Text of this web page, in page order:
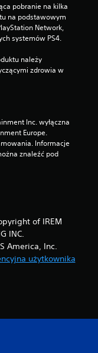
pobranie na kilka
na podstawowym
Network,
systemów PS4.
należy
zdrowia w
Inc. wyłączna
Europe.
Informacje
znaleźć pod
of IREM
INC.
America, Inc.
użytkownika